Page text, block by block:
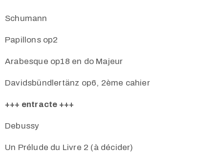
Schumann
Papillons op2
Arabesque op18 en do Majeur
Davidsbündlertänz op6, 2ème cahier
+++ entracte +++
Debussy
Un Prélude du Livre 2 (à décider)